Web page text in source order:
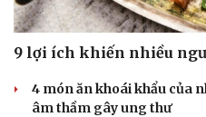
9 lợi ích khiến nhiều
4 món ăn khoái khẩu của
âm thầm gây ung thư